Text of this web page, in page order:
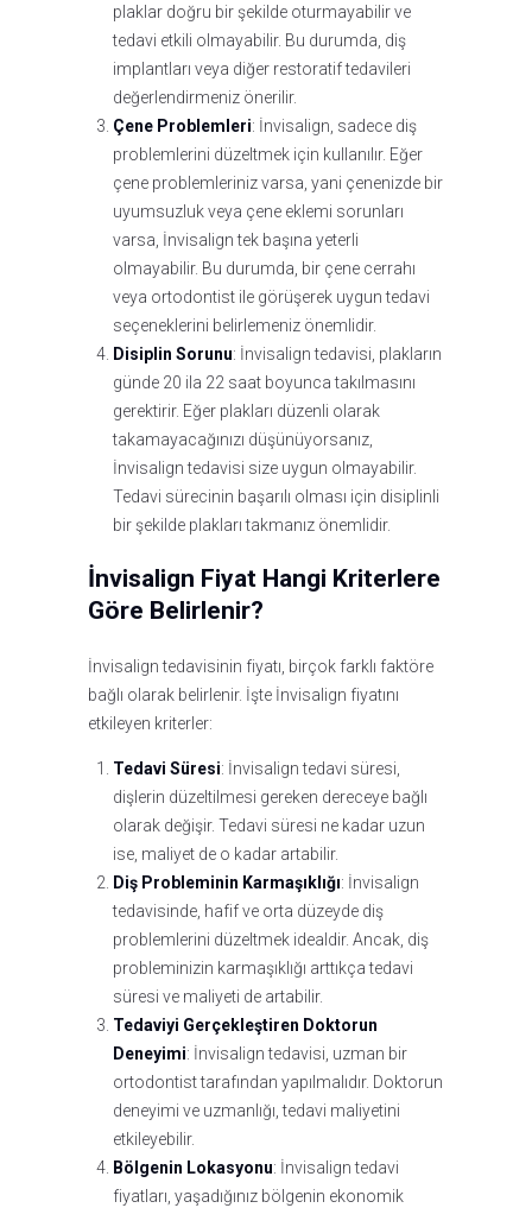
plaklar doğru bir şekilde oturmayabilir ve
tedavi etkili olmayabilir. Bu durumda, diş
implantları veya diğer restoratif tedavileri
değerlendirmeniz önerilir.
Çene Problemleri: İnvisalign, sadece diş
problemlerini düzeltmek için kullanılır. Eğer
çene problemleriniz varsa, yani çenenizde bir
uyumsuzluk veya çene eklemi sorunları
varsa, İnvisalign tek başına yeterli
olmayabilir. Bu durumda, bir çene cerrahı
veya ortodontist ile görüşerek uygun tedavi
seçeneklerini belirlemeniz önemlidir.
Disiplin Sorunu: İnvisalign tedavisi, plakların
günde 20 ila 22 saat boyunca takılmasını
gerektirir. Eğer plakları düzenli olarak
takamayacağınızı düşünüyorsanız,
İnvisalign tedavisi size uygun olmayabilir.
Tedavi sürecinin başarılı olması için disiplinli
bir şekilde plakları takmanız önemlidir.
İnvisalign Fiyat Hangi Kriterlere
Göre Belirlenir?
İnvisalign tedavisinin fiyatı, birçok farklı faktöre
bağlı olarak belirlenir. İşte İnvisalign fiyatını
etkileyen kriterler:
Tedavi Süresi: İnvisalign tedavi süresi,
dişlerin düzeltilmesi gereken dereceye bağlı
olarak değişir. Tedavi süresi ne kadar uzun
ise, maliyet de o kadar artabilir.
Diş Probleminin Karmaşıklığı: İnvisalign
tedavisinde, hafif ve orta düzeyde diş
problemlerini düzeltmek idealdir. Ancak, diş
probleminizin karmaşıklığı arttıkça tedavi
süresi ve maliyeti de artabilir.
Tedaviyi Gerçekleştiren Doktorun
Deneyimi: İnvisalign tedavisi, uzman bir
ortodontist tarafından yapılmalıdır. Doktorun
deneyimi ve uzmanlığı, tedavi maliyetini
etkileyebilir.
Bölgenin Lokasyonu: İnvisalign tedavi
fiyatları, yaşadığınız bölgenin ekonomik